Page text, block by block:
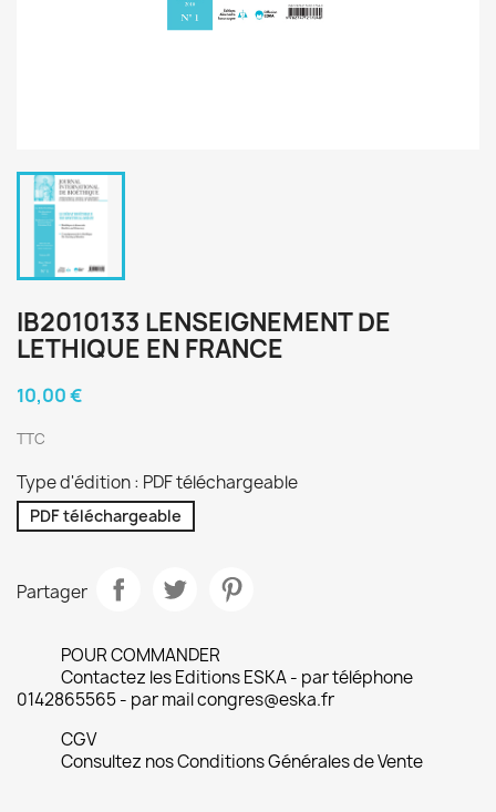
IB2010133 LENSEIGNEMENT DE
LETHIQUE EN FRANCE
10,00 €
TTC
Type d'édition : PDF téléchargeable
PDF téléchargeable
Partager
POUR COMMANDER
Contactez les Editions ESKA - par téléphone
0142865565 - par mail congres@eska.fr
CGV
Consultez nos Conditions Générales de Vente